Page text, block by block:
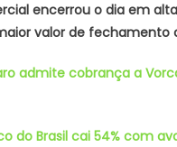
encerrou o dia em alta
valor de fechamento
admite cobrança a
do Brasil cai 54% com